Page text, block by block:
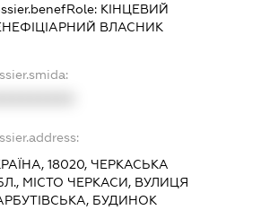
КІНЦЕВИЙ
ВЛАСНИК
18020, ЧЕРКАСЬКА
МІСТО ЧЕРКАСИ, ВУЛИЦЯ
БУДИНОК